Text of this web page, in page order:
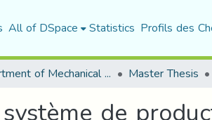
All of DSpace Statistics Profils des
Department of Mechanical Engineering Master Thesis